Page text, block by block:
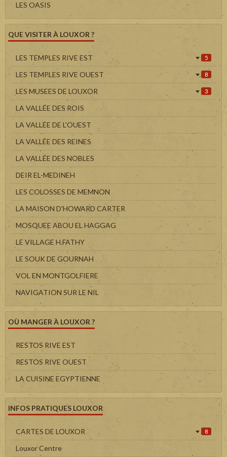
LES OASIS
QUE VISITER À LOUXOR ?
LES TEMPLES RIVE EST 5
LES TEMPLES RIVE OUEST 8
LES MUSEES DE LOUXOR 3
LA VALLÉE DES ROIS
LA VALLÉE DE L'OUEST
LA VALLÉE DES REINES
LA VALLÉE DES NOBLES
DEIR EL-MEDINEH
LES COLOSSES DE MEMNON
LA MAISON D'HOWARD CARTER
MOSQUEE ABOU EL HAGGAG
LE VILLAGE H.FATHY
LE SOUK DE GOURNAH
VOL EN MONTGOLFIERE
NAVIGATION SUR LE NIL
OÙ MANGER À LOUXOR ?
RESTOS RIVE EST
RESTOS RIVE OUEST
LA CUISINE EGYPTIENNE
INFOS PRATIQUES LOUXOR
CARTES DE LOUXOR 8
Louxor Centre